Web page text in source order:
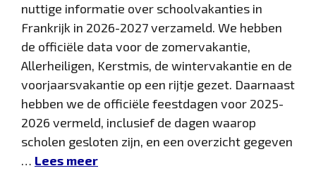
nuttige informatie over schoolvakanties in
Frankrijk in 2026-2027 verzameld. We hebben
de officiële data voor de zomervakantie,
Allerheiligen, Kerstmis, de wintervakantie en de
voorjaarsvakantie op een rijtje gezet. Daarnaast
hebben we de officiële feestdagen voor 2025-
2026 vermeld, inclusief de dagen waarop
scholen gesloten zijn, en een overzicht gegeven
… Lees meer